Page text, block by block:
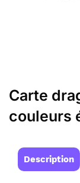
Carte
couleurs
Description